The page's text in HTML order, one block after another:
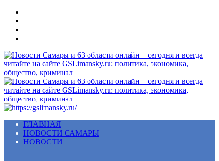
Меню
ГЛАВНАЯ
НОВОСТИ САМАРЫ
НОВОСТИ